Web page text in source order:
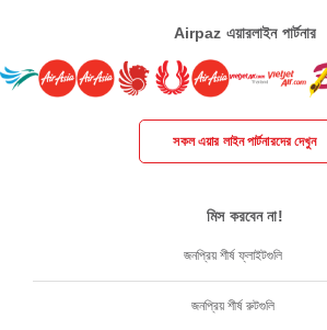
Airpaz এয়ারলাইন পার্টনার
সকল এয়ার লাইন পার্টনারদের দেখুন
মিস করবেন না!
জনপ্রিয় শীর্ষ ফ্লাইটগুলি
জনপ্রিয় শীর্ষ রুটগুলি